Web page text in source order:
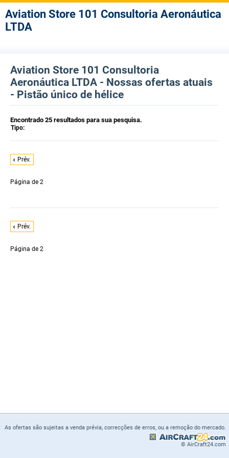
Aviation Store 101 Consultoria Aeronáutica
LTDA
Aviation Store 101 Consultoria
Aeronáutica LTDA - Nossas ofertas atuais
- Pistão único de hélice
Encontrado 25 resultados para sua pesquisa.
Tipo:
Prév.
Página de 2
Prév.
Página de 2
As ofertas são sujeitas a venda prévia, correcções de erros, ou a remoção do mercado.
© AirCraft24.com